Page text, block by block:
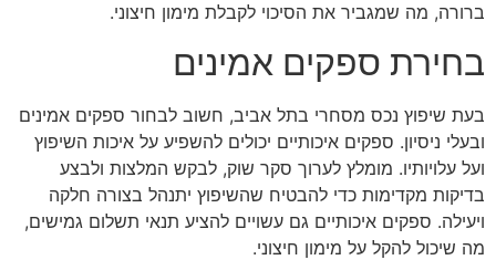
ברורה, מה שמגביר את הסיכוי לקבלת מימון חיצוני.
בחירת ספקים אמינים
בעת שיפוץ נכס מסחרי בתל אביב, חשוב לבחור ספקים אמינים
ובעלי ניסיון. ספקים איכותיים יכולים להשפיע על איכות השיפוץ
ועל עלויותיו. מומלץ לערוך סקר שוק, לבקש המלצות ולבצע
בדיקות מקדימות כדי להבטיח שהשיפוץ יתנהל בצורה חלקה
ויעילה. ספקים איכותיים גם עשויים להציע תנאי תשלום גמישים,
מה שיכול להקל על מימון חיצוני.